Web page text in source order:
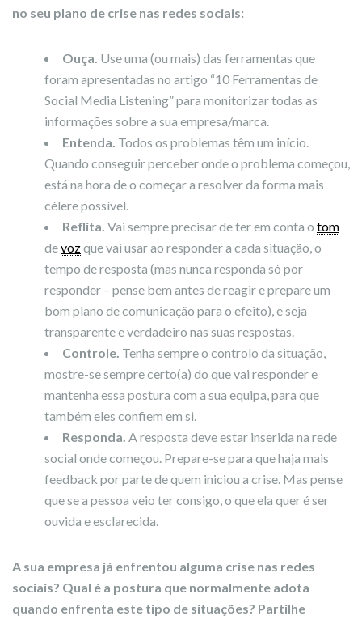
no seu plano de crise nas redes sociais:
Ouça. Use uma (ou mais) das ferramentas que
foram apresentadas no artigo “10 Ferramentas de
Social Media Listening” para monitorizar todas as
informações sobre a sua empresa/marca.
Entenda. Todos os problemas têm um início.
Quando conseguir perceber onde o problema começou,
está na hora de o começar a resolver da forma mais
célere possível.
Reflita. Vai sempre precisar de ter em conta o tom
devozque vai usar ao responder a cada situação, o
tempo de resposta (mas nunca responda só por
responder – pense bem antes de reagir e prepare um
bom plano de comunicação para o efeito), e seja
transparente e verdadeiro nas suas respostas.
Controle. Tenha sempre o controlo da situação,
mostre-se sempre certo(a) do que vai responder e
mantenha essa postura com a sua equipa, para que
também eles confiem em si.
Responda. A resposta deve estar inserida na rede
social onde começou. Prepare-se para que haja mais
feedback por parte de quem iniciou a crise. Mas pense
que se a pessoa veio ter consigo, o que ela quer é ser
ouvida e esclarecida.
A sua empresa já enfrentou alguma crise nas redes
sociais? Qual é a postura que normalmente adota
quando enfrenta este tipo de situações? Partilhe